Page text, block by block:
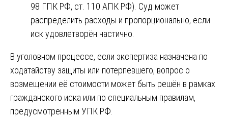
98 ГПК РФ, ст. 110 АПК РФ). Суд может
распределить расходы и пропорционально, если
иск удовлетворён частично.
В уголовном процессе, если экспертиза назначена по
ходатайству защиты или потерпевшего, вопрос о
возмещении её стоимости может быть решён в рамках
гражданского иска или по специальным правилам,
предусмотренным УПК РФ.